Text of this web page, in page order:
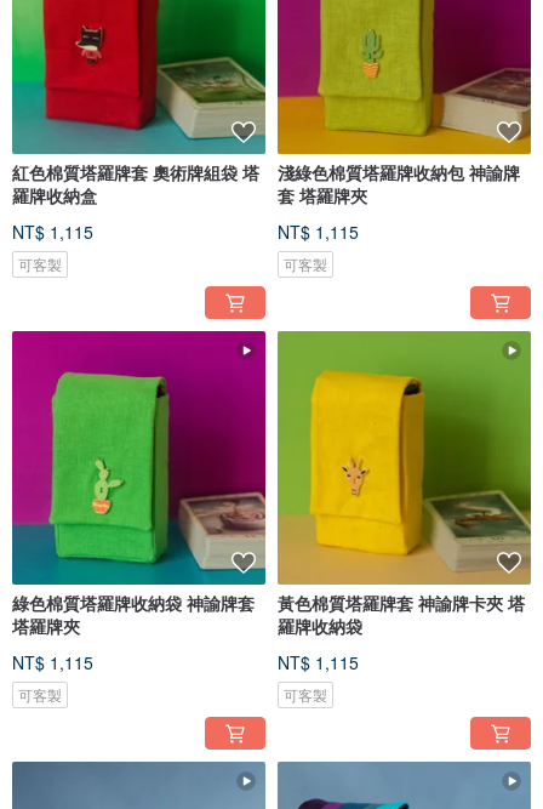
紅色棉質塔羅牌套 奧術牌組袋 塔
羅牌收納盒
NT$ 1,115
可客製
淺綠色棉質塔羅牌收納包 神諭牌
套 塔羅牌夾
NT$ 1,115
可客製
綠色棉質塔羅牌收納袋 神諭牌套
塔羅牌夾
NT$ 1,115
可客製
黃色棉質塔羅牌套 神諭牌卡夾 塔
羅牌收納袋
NT$ 1,115
可客製